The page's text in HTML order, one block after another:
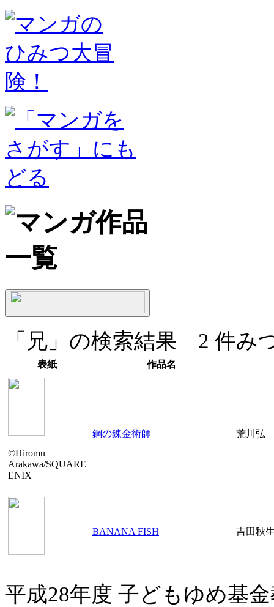
「兄」の検索結果 2 件み
表紙 作品名
©Hiromu
Arakawa/SQUARE
ENIX
鋼の錬金術師 荒川弘
BANANA FISH 吉田秋
平成28年度 子どもゆめ基